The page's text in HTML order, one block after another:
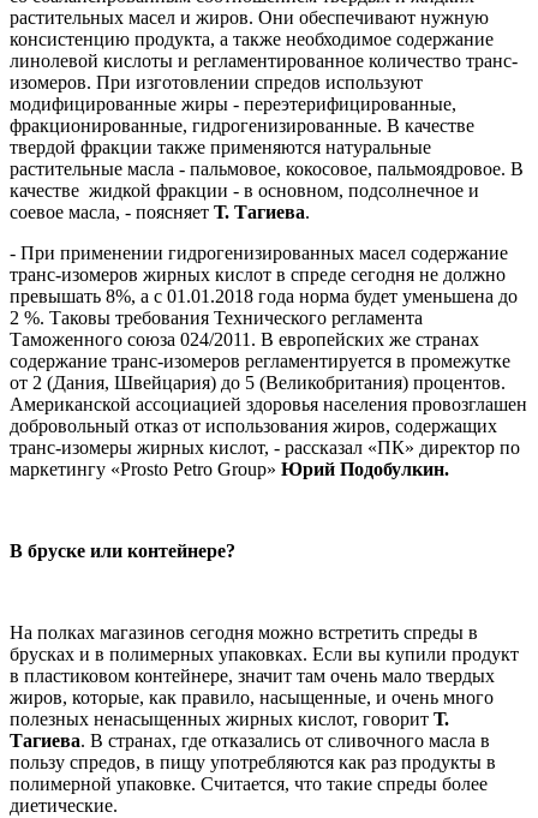
растительных масел и жиров. Они обеспечивают нужную
консистенцию продукта, а также необходимое содержание
линолевой кислоты и регламентированное количество транс-
изомеров. При изготовлении спредов используют
модифицированные жиры - переэтерифицированные,
фракционированные, гидрогенизированные. В качестве
твердой фракции также применяются натуральные
растительные масла - пальмовое, кокосовое, пальмоядровое. В
качестве жидкой фракции - в основном, подсолнечное и
соевое масла, - поясняет Т. Тагиева.
- При применении гидрогенизированных масел содержание
транс-изомеров жирных кислот в спреде сегодня не должно
превышать 8%, а с 01.01.2018 года норма будет уменьшена до
2 %. Таковы требования Технического регламента
Таможенного союза 024/2011. В европейских же странах
содержание транс-изомеров регламентируется в промежутке
от 2 (Дания, Швейцария) до 5 (Великобритания) процентов.
Американской ассоциацией здоровья населения провозглашен
добровольный отказ от использования жиров, содержащих
транс-изомеры жирных кислот, - рассказал «ПК» директор по
маркетингу «Prosto Petro Group» Юрий Подобулкин.
В бруске или контейнере?
На полках магазинов сегодня можно встретить спреды в
брусках и в полимерных упаковках. Если вы купили продукт
в пластиковом контейнере, значит там очень мало твердых
жиров, которые, как правило, насыщенные, и очень много
полезных ненасыщенных жирных кислот, говорит Т.
Тагиева. В странах, где отказались от сливочного масла в
пользу спредов, в пищу употребляются как раз продукты в
полимерной упаковке. Считается, что такие спреды более
диетические.